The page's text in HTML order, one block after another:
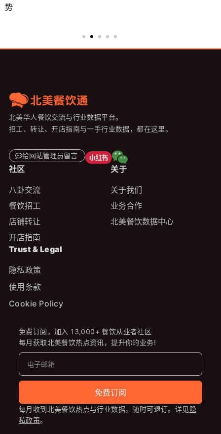
势
北美华人餐饮交流与行业数据平台。
招工、转让、开店指南与一手行业数据，都在这里。
给网站管理员留言
社区
八卦交流
餐饮招工
店铺转让
开店指南
关于
关于我们
业务合作
北美餐饮数据中心
Trust & Legal
隐私政策
使用条款
Cookie Policy
免费订阅，加入 13,000+ 餐饮从业者社区
每月获取北美餐饮热点资讯，提升你的业务!
免费订阅
每月收到北美餐饮热点与行业数据，随时可退订。详见隐
私政策。